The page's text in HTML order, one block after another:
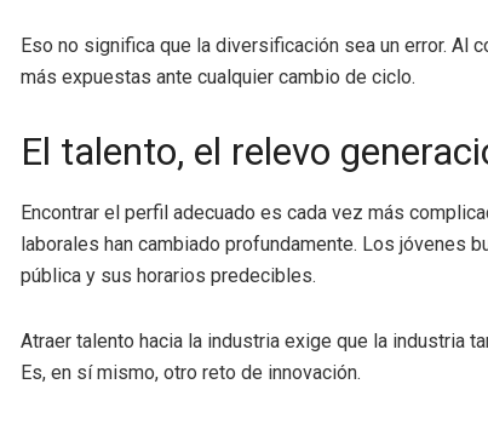
Eso no significa que la diversificación sea un error.
más expuestas ante cualquier cambio de ciclo.
El talento, el relevo
Encontrar el perfil adecuado es cada vez más
laborales han cambiado profundamente. Los jóvenes
pública y sus horarios predecibles.
Atraer talento hacia la industria exige que la industria
Es, en sí mismo, otro reto de innovación.